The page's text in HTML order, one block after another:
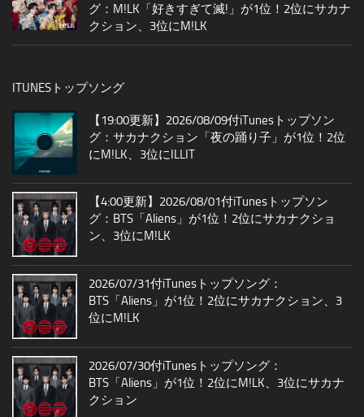
グ：M!LK「好きすぎて滅!」が1位！2位にサカナ
クション、3位にM!LK
ITUNESトップソング
【19:00更新】2026/08/09付iTunesトップソン
グ：サカナクション「夜の踊り子」が1位！2位
にM!LK、3位にILLIT
【4:00更新】2026/08/01付iTunesトップソン
グ：BTS「Aliens」が1位！2位にサカナクショ
ン、3位にM!LK
2026/07/31付iTunesトップソング：
BTS「Aliens」が1位！2位にサカナクション、3
位にM!LK
2026/07/30付iTunesトップソング：
BTS「Aliens」が1位！2位にM!LK、3位にサカナ
クション